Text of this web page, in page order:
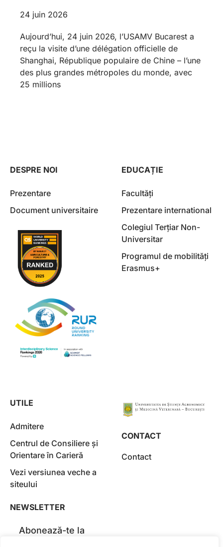
24 juin 2026
Aujourd’hui, 24 juin 2026, l’USAMV Bucarest a
reçu la visite d’une délégation officielle de
Shanghai, République populaire de Chine – l’une
des plus grandes métropoles du monde, avec
25 millions
DESPRE NOI
Prezentare
Document universitaire
EDUCAȚIE
Facultăți
Prezentare international
Colegiul Terțiar Non-
Universitar
Programul de mobilități
Erasmus+
UTILE
Admitere
Centrul de Consiliere și
Orientare în Carieră
Vezi versiunea veche a
siteului
NEWSLETTER
Abonează-te la
CONTACT
Contact